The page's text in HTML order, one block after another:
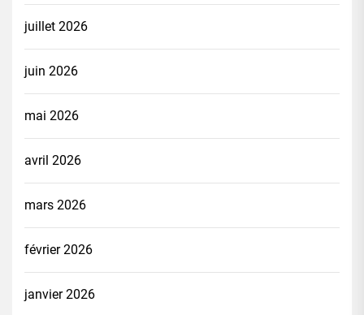
juillet 2026
juin 2026
mai 2026
avril 2026
mars 2026
février 2026
janvier 2026